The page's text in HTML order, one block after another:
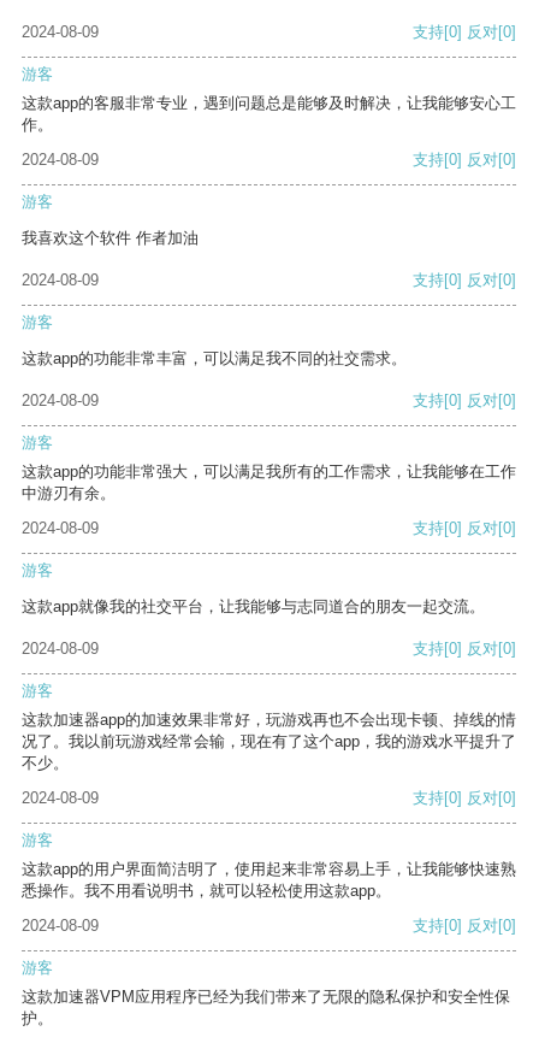
2024-08-09 支持[0] 反对[0]
游客
这款app的客服非常专业，遇到问题总是能够及时解决，让我能够安心工
作。
2024-08-09
支持[0] 反对[0]
游客
我喜欢这个软件 作者加油
2024-08-09 支持[0] 反对[0]
游客
这款app的功能非常丰富，可以满足我不同的社交需求。
2024-08-09 支持[0] 反对[0]
游客
这款app的功能非常强大，可以满足我所有的工作需求，让我能够在工作
中游刃有余。
2024-08-09
支持[0] 反对[0]
游客
这款app就像我的社交平台，让我能够与志同道合的朋友一起交流。
2024-08-09 支持[0] 反对[0]
游客
这款加速器app的加速效果非常好，玩游戏再也不会出现卡顿、掉线的情
况了。我以前玩游戏经常会输，现在有了这个app，我的游戏水平提升了
不少。
2024-08-09
支持[0] 反对[0]
游客
这款app的用户界面简洁明了，使用起来非常容易上手，让我能够快速熟
悉操作。我不用看说明书，就可以轻松使用这款app。
2024-08-09
支持[0] 反对[0]
游客
这款加速器VPM应用程序已经为我们带来了无限的隐私保护和安全性保
护。